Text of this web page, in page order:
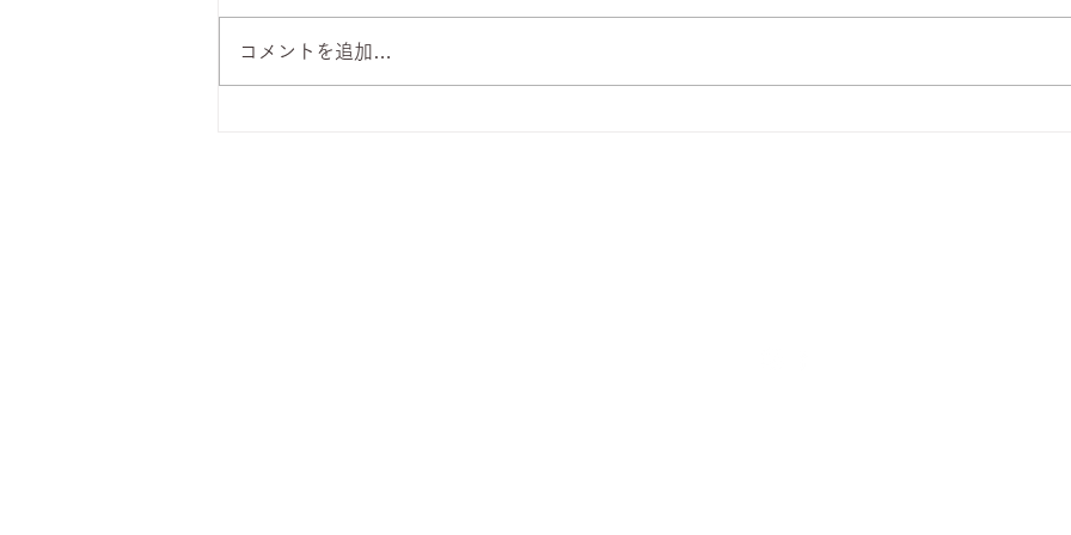
コメントを追加…